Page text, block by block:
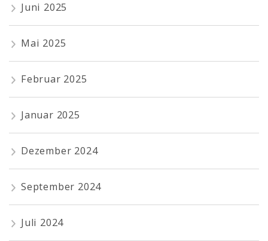
Juni 2025
Mai 2025
Februar 2025
Januar 2025
Dezember 2024
September 2024
Juli 2024